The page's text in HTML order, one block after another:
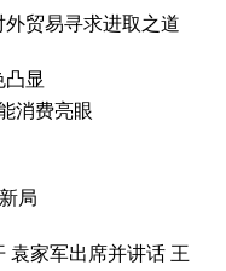
贸易寻求进取之道
显
消费亮眼
局
袁家军出席并讲话 王